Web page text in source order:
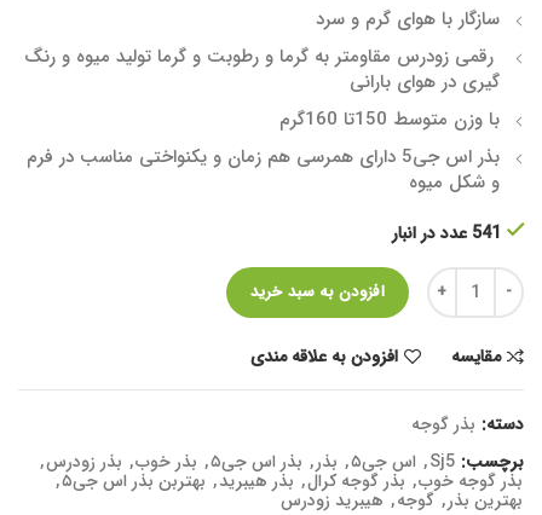
سازگار با هوای گرم و سرد
رقمی زودرس مقاومتر به گرما و رطوبت و گرما تولید میوه و رنگ
گیری در هوای بارانی
با وزن متوسط 150تا 160گرم
بذر اس جی5 دارای همرسی هم زمان و یکنواختی مناسب در فرم
و شکل میوه
541 عدد در انبار
تعداد
افزودن به سبد خرید
مقایسه افزودن به علاقه مندی
دسته: بذر گوجه
برچسب: Sj5
, اس جی۵ , بذر, بذر اس جی۵ , بذر خوب, بذر زودرس,
بذر گوجه خوب, بذر گوجه کرال, بذر هیبرید, بهتربن بذر اس جی۵ ,
بهترین بذر, گوجه, هیبرید زودرس